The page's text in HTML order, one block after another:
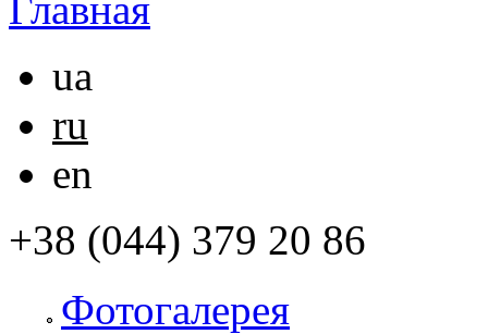
ua
ru
en
+38 (044) 379 20 86
Фотогалерея